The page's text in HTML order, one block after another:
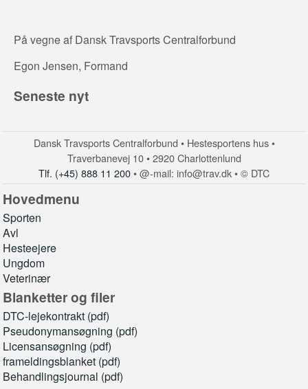
På vegne af Dansk Travsports Centralforbund
Egon Jensen, Formand
Seneste nyt
Dansk Travsports Centralforbund • Hestesportens hus •
Traverbanevej 10 • 2920 Charlottenlund
Tlf. (+45) 888 11 200• @-mail: info@trav.dk • © DTC
Hovedmenu
Sporten
Avl
Hesteejere
Ungdom
Veterinær
Blanketter og filer
DTC-lejekontrakt (pdf)
Pseudonymansøgning (pdf)
Licensansøgning (pdf)
frameldingsblanket (pdf)
Behandlingsjournal (pdf)